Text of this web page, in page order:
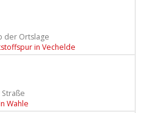
der Ortslage
in Vechelde
Wahle